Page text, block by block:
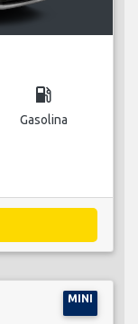
local_gas_station
Gasolina
MINI